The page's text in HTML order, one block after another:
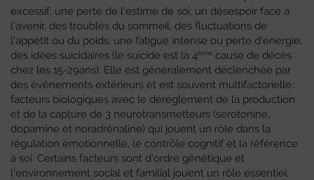
excessif, une perte de l’estime de soi, un désespoir face à
l’avenir, des troubles du sommeil, des fluctuations de
l’appétit ou du poids, une fatigue intense ou perte d’énergie,
des idées suicidaires (le suicide est la 4ème cause de décès
chez les 15-29ans). Elle est généralement déclenchée par
des évènements extérieurs et est souvent multifactorielle :
facteurs biologiques avec le dérèglement de la production
et de la capture de 3 neurotransmetteurs (sérotonine,
dopamine et noradrénaline) qui jouent un rôle dans la
régulation émotionnelle, le contrôle cognitif et la référence
à soi. Certains facteurs sont d’ordre génétique et
l’environnement social et familial jouent un rôle essentiel